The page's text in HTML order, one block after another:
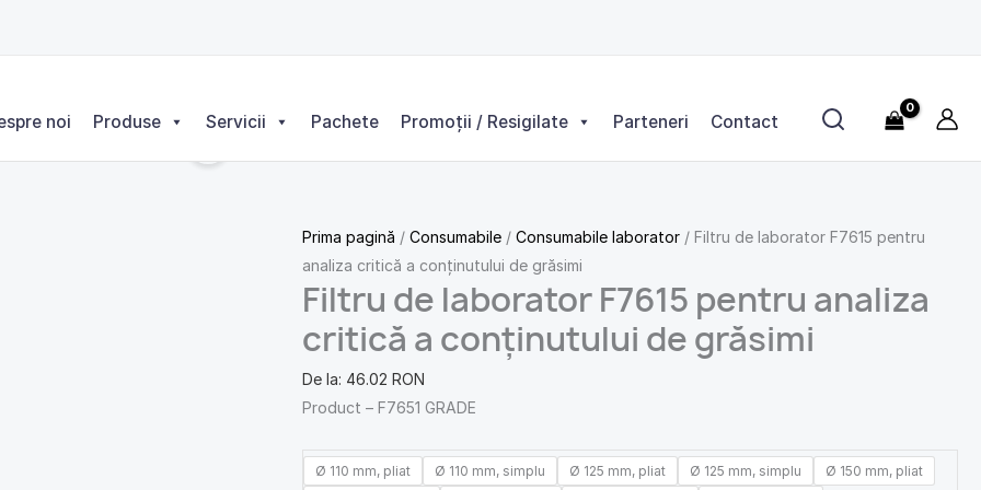
noi Produse Servicii Pachete Promoții / Resigilate Parteneri Contact
Prima pagină /Consumabile /Consumabile laborator / Filtru de laborator F7615 pentru
analiza critică a conținutului de grăsimi
Filtru de laborator F7615 pentru analiza
critică a conținutului de grăsimi
De la: 46.02 RON
Product – F7651 GRADE
Ø 110 mm, pliat Ø 110 mm, simplu Ø 125 mm, pliat Ø 125 mm, simplu
Ø 150 mm, pliat
F7615
a
conținutului
de
grăsimi